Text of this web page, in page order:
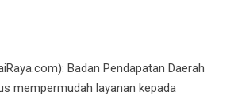
Badan Pendapatan Daerah
mempermudah layanan kepada